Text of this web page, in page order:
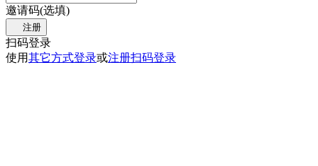
邀请码(选填)
注册
扫码登录
使用其它方式登录或注册扫码登录